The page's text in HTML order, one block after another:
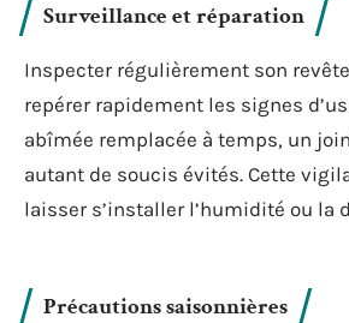
Surveillance et réparation
Inspecter régulièrement son
repérer rapidement les signes
abîmée remplacée à temps, un
autant de soucis évités. Cette
laisser s’installer l’humidité ou la
Précautions saisonnières